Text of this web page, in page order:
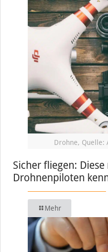
Drohne, Quelle:
Sicher fliegen:
Drohnenpiloten
Mehr